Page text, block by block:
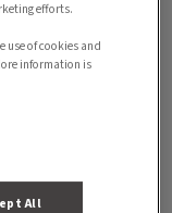
efforts.
use of cookies and
information is
All